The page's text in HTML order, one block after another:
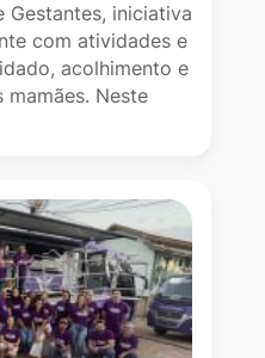
iniciativa
com atividades e
acolhimento e
Neste